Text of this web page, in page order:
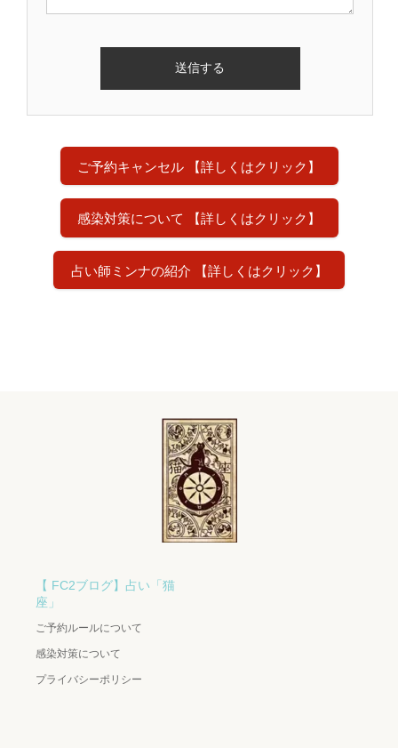
ご予約キャンセル 【詳しくはクリック】
感染対策について 【詳しくはクリック】
占い師ミンナの紹介 【詳しくはクリック】
【 FC2ブログ】占い「猫
座」
ご予約ルールについて
感染対策について
プライバシーポリシー